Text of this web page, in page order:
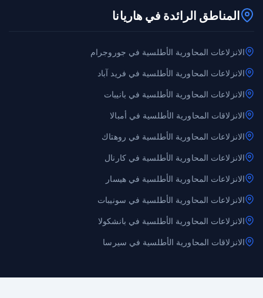
المناطق الرائدة في هاريانا
الانزلاعات المحاورية الأطلسية في جوروجرام
الانزلاعات المحاورية الأطلسية في فريد آباد
الانزلاعات المحاورية الأطلسية في بانيبات
الانزلاقات المحاورية الأطلسية في أمبالا
الانزلاعات المحاورية الأطلسية في روهتاك
الانزلاعات المحاورية الأطلسية في كارنال
الانزلاعات المحاورية الأطلسية في هيسار
الانزلاعات المحاورية الأطلسية في سونيبات
الانزلاعات المحاورية الأطلسية في بانشكولا
الانزلاقات المحاورية الأطلسية في سيرسا